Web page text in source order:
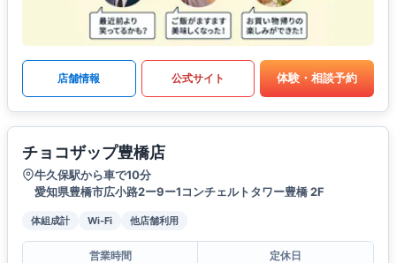
店舗情報 公式サイト 体験・相談予約
チョコザップ豊橋店
牛久保駅から車で10分
愛知県豊橋市広小路2ー9ー1コンチェルトタワー豊橋 2F
体組成計 Wi-Fi 他店舗利用
営業時間
定休日